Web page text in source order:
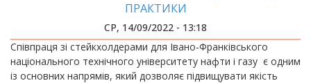
ПРАКТИКИ
СР, 14/09/2022 - 13:18
Співпраця зі стейкхолдерами для Івано-Франківського
національного технічного університету нафти і газу є одним
із основних напрямів, який дозволяє підвищувати якість